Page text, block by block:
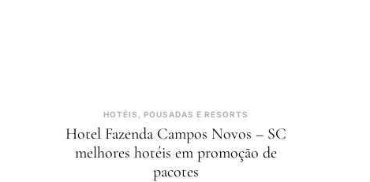
HOTÉIS, POUSADAS E RESORTS
Hotel Fazenda Campos Novos – SC
melhores hotéis em promoção de
pacotes